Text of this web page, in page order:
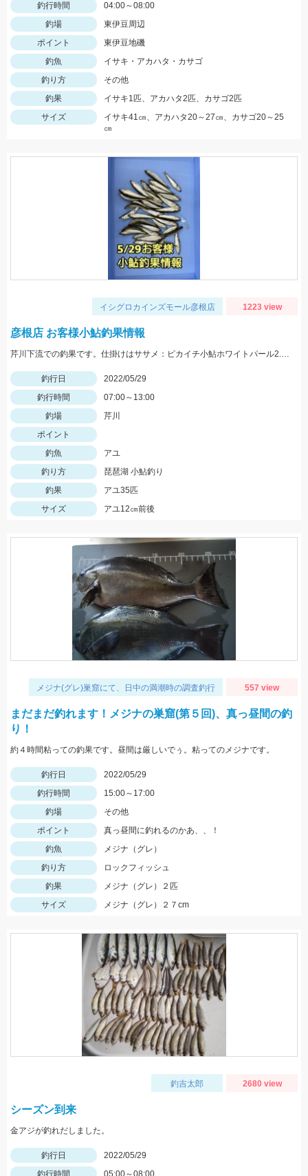
釣行時間
04:00～08:00
釣場
東伊豆周辺
ポイント
東伊豆地磯
釣魚
イサキ・アカハタ・カサゴ
釣り方
その他
釣果
イサキ1匹、アカハタ2匹、カサゴ2匹
サイズ
イサキ41㎝、アカハタ20～27㎝、カサゴ20～25
㎝
イシグロカインズモール彦根店 1223 view
彦根店 お客様小鮎釣果情報
芹川下流での釣果です。仕掛けはササメ：ピカイチ小鮎ホワイトパール2.5号がオススメです！
釣行日
2022/05/29
釣行時間
07:00～13:00
釣場
芹川
ポイント
釣魚
アユ
釣り方
琵琶湖 小鮎釣り
釣果
アユ35匹
サイズ
アユ12㎝前後
メジナ(グレ)巣窟にて、日中の満潮時の調査釣行 557 view
まだまだ釣れます！メジナの巣窟(第５回)、真っ昼間の釣
り！
約４時間粘っての釣果です。昼間は厳しいでぅ。粘ってのメジナです。
釣行日
2022/05/29
釣行時間
15:00～17:00
釣場
その他
ポイント
真っ昼間に釣れるのかあ、、！
釣魚
メジナ（グレ）
釣り方
ロックフィッシュ
釣果
メジナ（グレ）２匹
サイズ
メジナ（グレ）２７cm
釣吉太郎 2680 view
シーズン到来
金アジが釣れだしました。
釣行日
2022/05/29
釣行時間
05:00～08:00